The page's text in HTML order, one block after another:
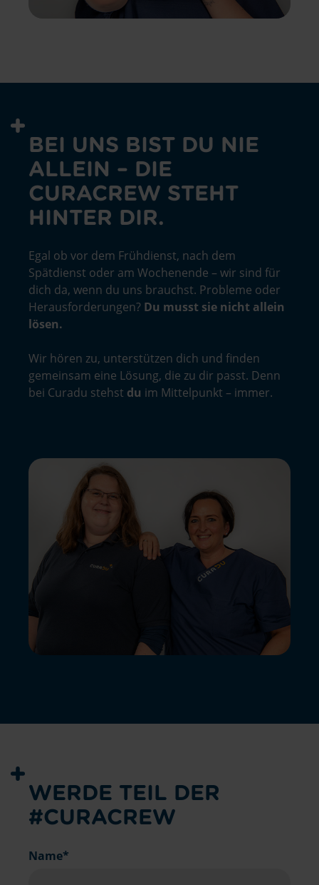
BEI UNS BIST DU NIE
ALLEIN – DIE
CURACREW STEHT
HINTER DIR.
Egal ob vor dem Frühdienst, nach dem
Spätdienst oder am Wochenende – wir sind für
dich da, wenn du uns brauchst. Probleme oder
Herausforderungen? Du musst sie nicht allein
lösen.
Wir hören zu, unterstützen dich und finden
gemeinsam eine Lösung, die zu dir passt. Denn
bei Curadu stehst du im Mittelpunkt – immer.
WERDE TEIL DER
#CURACREW
Pflichtfeld
Name*